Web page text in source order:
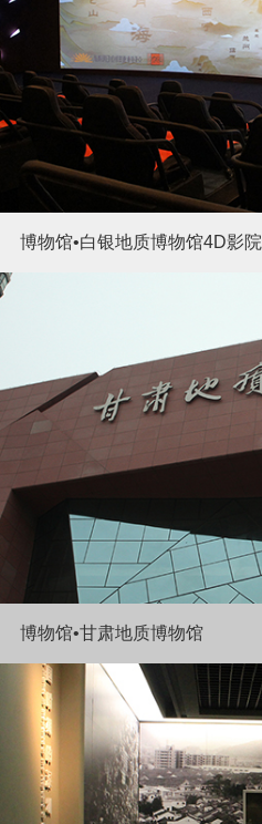
博物馆•白银地质博物馆4D影院
博物馆•甘肃地质博物馆